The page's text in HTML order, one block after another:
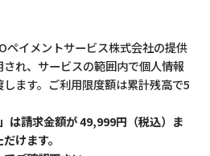
ペイメントサービス株式会社の提供
れ、サービスの範囲内で個人情報
ます。ご利用限度額は累計残高で5
は請求金額が 49,999円（税込）ま
けます。